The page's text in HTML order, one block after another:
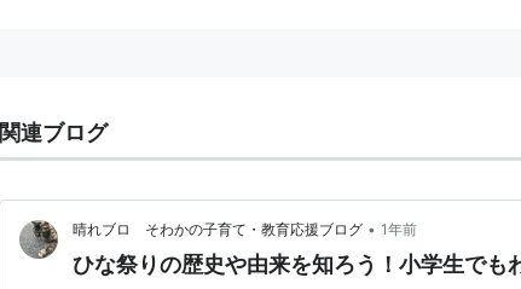
関連ブログ
晴れブロ そわかの子育て・教育応援ブログ • 1年前
ひな祭りの歴史や由来を知ろう！小学生でも